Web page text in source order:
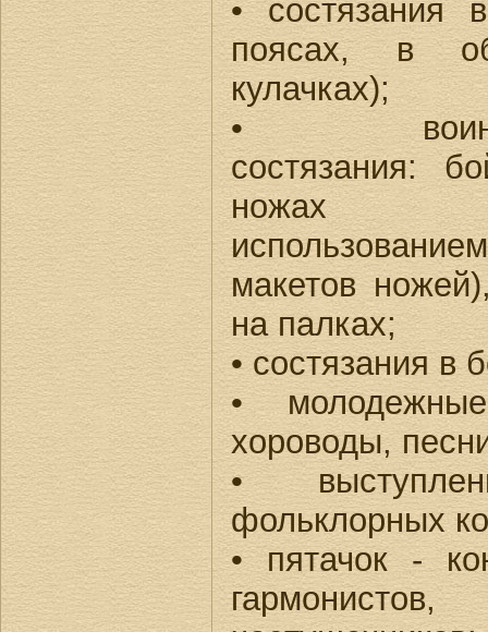
• состязания
поясах, в
кулачках);
•
состязания:
ножах
использованием
макетов
на палках;
• состязания в
•
хороводы,
•
фольклорных
• пятачок -